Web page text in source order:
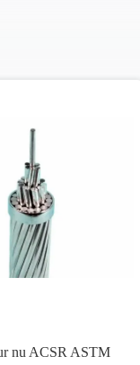
nu ACSR ASTM